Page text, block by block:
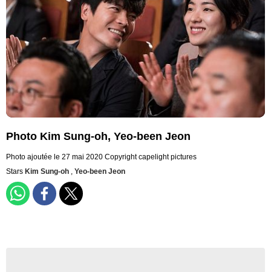
Photo Kim Sung-oh, Yeo-been Jeon
Photo ajoutée le 27 mai 2020 Copyright capelight pictures
Stars Kim Sung-oh , Yeo-been Jeon